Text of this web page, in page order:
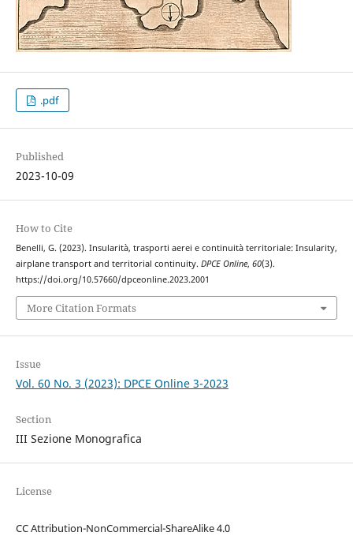
.pdf
Published
2023-10-09
How to Cite
Benelli, G. (2023). Insularità, trasporti aerei e continuità territoriale: Insularity,
airplane transport and territorial continuity. DPCE Online, 60(3).
https://doi.org/10.57660/dpceonline.2023.2001
More Citation Formats
Issue
Vol. 60 No. 3 (2023): DPCE Online 3-2023
Section
III Sezione Monografica
License
CC Attribution-NonCommercial-ShareAlike 4.0